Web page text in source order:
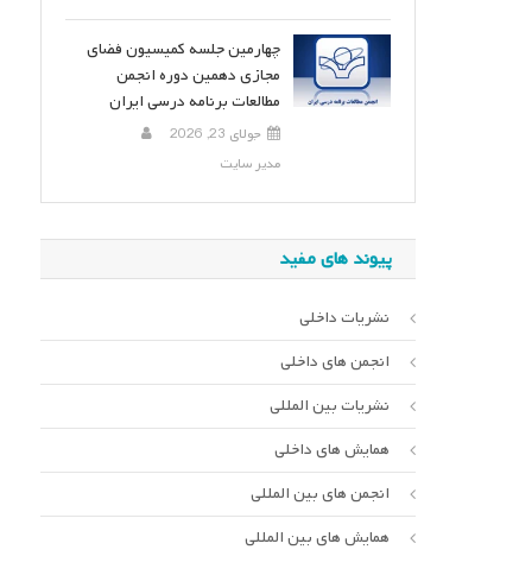
چهارمین جلسه کمیسیون فضای
مجازی دهمین دوره انجمن
مطالعات برنامه درسی ایران
جولای 23, 2026
مدیر سایت
پیوند های مفید
نشریات داخلی
انجمن های داخلی
نشریات بین المللی
همایش های داخلی
انجمن های بین المللی
همایش های بین المللی